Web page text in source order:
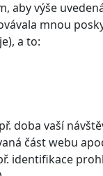
aby výše
mnou
a to:
doba vaší
část webu
identifikace